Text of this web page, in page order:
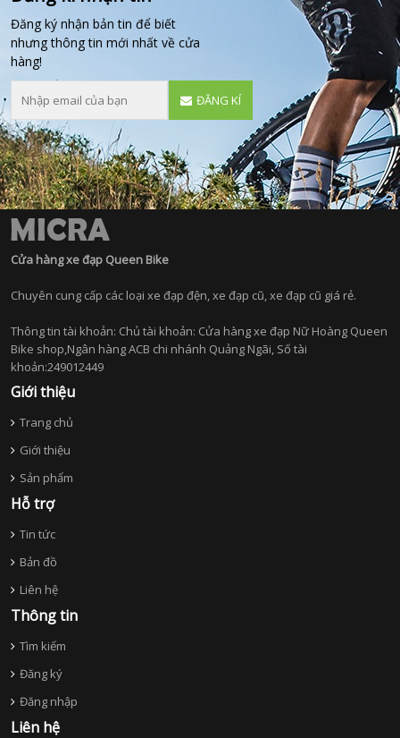
Đăng ký nhận bản tin để biết
nhưng thông tin mới nhất về cửa
hàng!
ĐĂNG KÍ
Cửa hàng xe đạp Queen Bike
Chuyên cung cấp các loại xe đạp đện, xe đạp cũ, xe đạp cũ giá rẻ.
Thông tin tài khoản: Chủ tài khoản: Cửa hàng xe đạp Nữ Hoàng Queen
Bike shop,Ngân hàng ACB chi nhánh Quảng Ngãi, Số tài
khoản:249012449
Giới thiệu
Trang chủ
Giới thiệu
Sản phẩm
Hỗ trợ
Tin tức
Bản đồ
Liên hệ
Thông tin
Tìm kiếm
Đăng ký
Đăng nhập
Liên hệ